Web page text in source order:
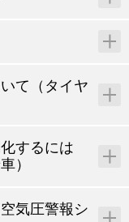
て（タイヤ
するには
）
気圧警報シ